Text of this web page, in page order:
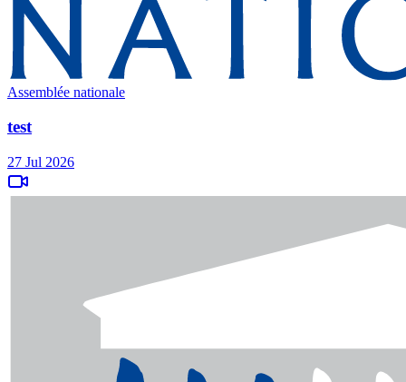
Assemblée nationale
test
27 Jul 2026